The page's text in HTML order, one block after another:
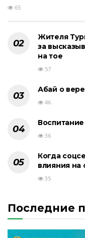
65
Жителя
за
на тое
57
Абай о
46
36
Когда
влияния на
35
Последние